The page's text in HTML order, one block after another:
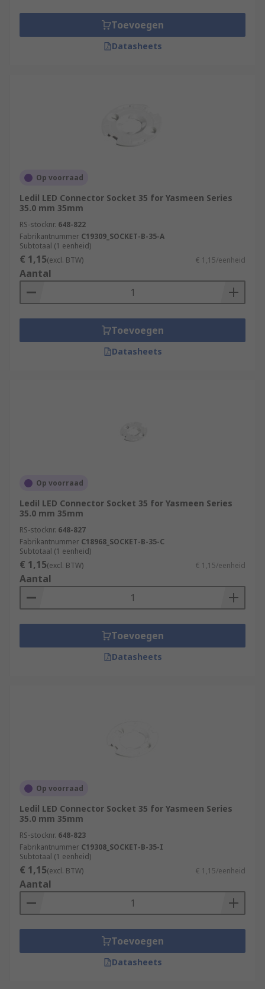
Toevoegen
Datasheets
Op voorraad
Ledil LED Connector Socket 35 for Yasmeen Series
35.0 mm 35mm
RS-stocknr. 648-822
Fabrikantnummer C19309_SOCKET-B-35-A
Subtotaal (1 eenheid)
€ 1,15(excl. BTW) € 1,15/eenheid
Aantal
Toevoegen
Datasheets
Op voorraad
Ledil LED Connector Socket 35 for Yasmeen Series
35.0 mm 35mm
RS-stocknr. 648-827
Fabrikantnummer C18968_SOCKET-B-35-C
Subtotaal (1 eenheid)
€ 1,15(excl. BTW) € 1,15/eenheid
Aantal
Toevoegen
Datasheets
Op voorraad
Ledil LED Connector Socket 35 for Yasmeen Series
35.0 mm 35mm
RS-stocknr. 648-823
Fabrikantnummer C19308_SOCKET-B-35-I
Subtotaal (1 eenheid)
€ 1,15(excl. BTW) € 1,15/eenheid
Aantal
Toevoegen
Datasheets